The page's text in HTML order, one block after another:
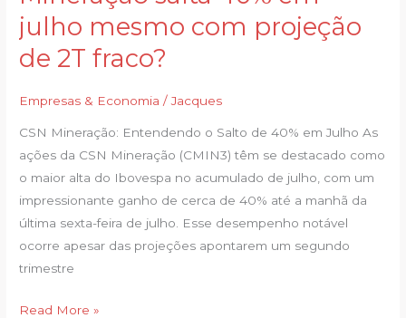
julho mesmo com projeção
de 2T fraco?
Empresas & Economia /Jacques
CSN Mineração: Entendendo o Salto de 40% em Julho As
ações da CSN Mineração (CMIN3) têm se destacado como
o maior alta do Ibovespa no acumulado de julho, com um
impressionante ganho de cerca de 40% até a manhã da
última sexta-feira de julho. Esse desempenho notável
ocorre apesar das projeções apontarem um segundo
trimestre
que
CSN
Mineração
salta
40%
julho
mesmo
com
projeção
de
2T
fraco?
Read More »